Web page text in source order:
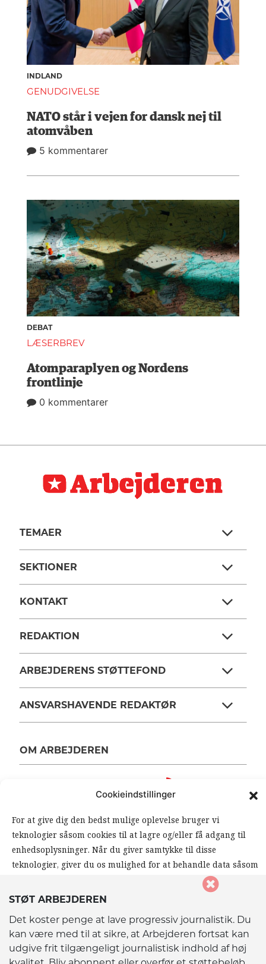
Cookieindstillinger
For at give dig den bedst mulige oplevelse bruger vi
teknologier såsom cookies til at lagre og/eller få adgang til
enhedsoplysninger. Når du giver samtykke til disse
teknologier, giver du os mulighed for at behandle data såsom
din browseradfærd eller unikke ID’er på dette website. Hvis
du ikke giver samtykke eller trækker dit samtykke tilbage,
hjemmesiden negativt.
INDLAND
GENUDGIVELSE
NATO står i vejen for dansk nej til
atomvåben
5 kommentarer
DEBAT
LÆSERBREV
Atomparaplyen og Nordens
frontlinje
0 kommentarer
STØT ARBEJDEREN
Det koster penge at lave progressiv journalistik. Du
kan være med til at sikre, at Arbejderen fortsat kan
udgive frit tilgængeligt journalistisk indhold af høj
TEMAER
SEKTIONER
KONTAKT
REDAKTION
ARBEJDERENS STØTTEFOND
ANSVARSHAVENDE REDAKTØR
OM ARBEJDEREN
FØLG ARBEJDEREN
| |
© 2026 Arbejderen. Alle rettigheder forbeholdes.